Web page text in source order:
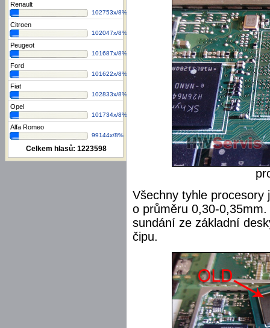
Renault
102753x/8%
Citroen
102047x/8%
Peugeot
101687x/8%
Ford
101622x/8%
Fiat
102833x/8%
Opel
101734x/8%
Alfa Romeo
99144x/8%
Celkem hlasů: 1223598
Všechny tyhle procesory
o průměru 0,30-
sundání ze základní
čipu.